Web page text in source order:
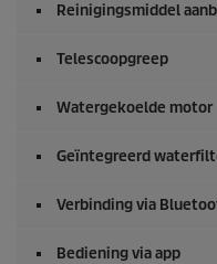
Reinigingsmiddel
Telescoopgreep
Watergekoelde motor
Geïntegreerd
Verbinding via
Bediening via app